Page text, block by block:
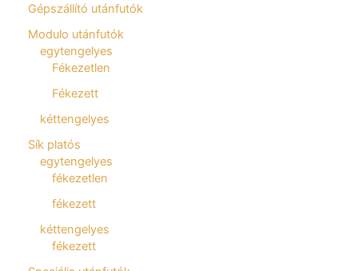
Gépszállító utánfutók
Modulo utánfutók
egytengelyes
Fékezetlen
Fékezett
kéttengelyes
Sík platós
egytengelyes
fékezetlen
fékezett
kéttengelyes
fékezett